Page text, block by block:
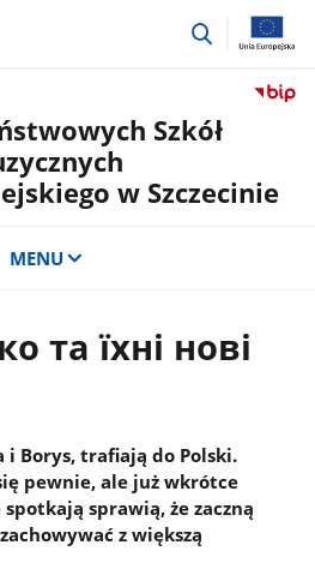
przejdź
Szkół
w Szczecinie
MENU
та їхні нові
Borys, trafiają do Polski.
pewnie, ale już wkrótce
sprawią, że zaczną
z większą